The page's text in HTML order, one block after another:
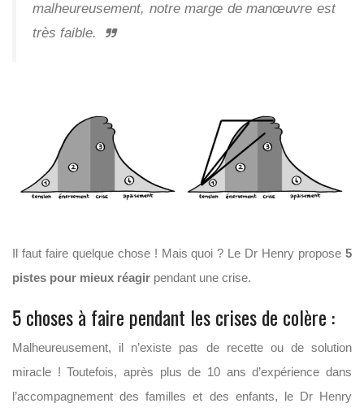
malheureusement, notre marge de manœuvre est
très faible.
Il faut faire quelque chose ! Mais quoi ? Le Dr Henry propose 5
pistes pour mieux réagir pendant une crise.
5 choses à faire pendant les crises de colère :
Malheureusement, il n’existe pas de recette ou de solution
miracle ! Toutefois, après plus de 10 ans d’expérience dans
l’accompagnement des familles et des enfants, le Dr Henry